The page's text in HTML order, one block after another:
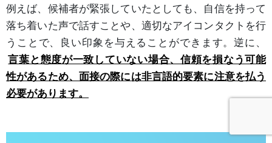
例えば、候補者が緊張していたとしても、自信を持って
落ち着いた声で話すことや、適切なアイコンタクトを行
うことで、良い印象を与えることができます。逆に、
言葉と態度が一致していない場合、信頼を損なう可能
性があるため、面接の際には非言語的要素に注意を払う
必要があります。